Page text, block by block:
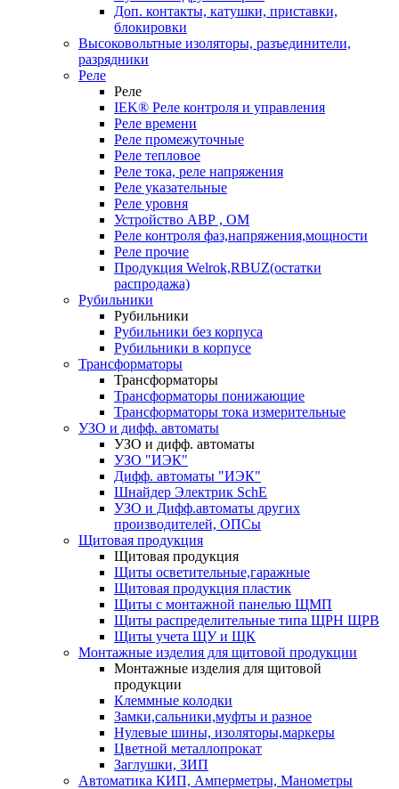
Доп. контакты, катушки, приставки,
блокировки
Высоковольтные изоляторы, разъединители,
разрядники
Реле
Реле
IEK® Реле контроля и управления
Реле времени
Реле промежуточные
Реле тепловое
Реле тока, реле напряжения
Реле указательные
Реле уровня
Устройство АВР , ОМ
Реле контроля фаз,напряжения,мощности
Реле прочие
Продукция Welrok,RBUZ(остатки
распродажа)
Рубильники
Рубильники
Рубильники без корпуса
Рубильники в корпусе
Трансформаторы
Трансформаторы
Трансформаторы понижающие
Трансформаторы тока измерительные
УЗО и дифф. автоматы
УЗО и дифф. автоматы
УЗО "ИЭК"
Дифф. автоматы "ИЭК"
Шнайдер Электрик SchE
УЗО и Дифф.автоматы других
производителей, ОПСы
Щитовая продукция
Щитовая продукция
Щиты осветительные,гаражные
Щитовая продукция пластик
Щиты с монтажной панелью ЩМП
Щиты распределительные типа ЩРН ЩРВ
Щиты учета ЩУ и ЩК
Монтажные изделия для щитовой продукции
Монтажные изделия для щитовой
продукции
Клеммные колодки
Замки,сальники,муфты и разное
Нулевые шины, изоляторы,маркеры
Цветной металлопрокат
Заглушки, ЗИП
Автоматика КИП, Амперметры, Манометры